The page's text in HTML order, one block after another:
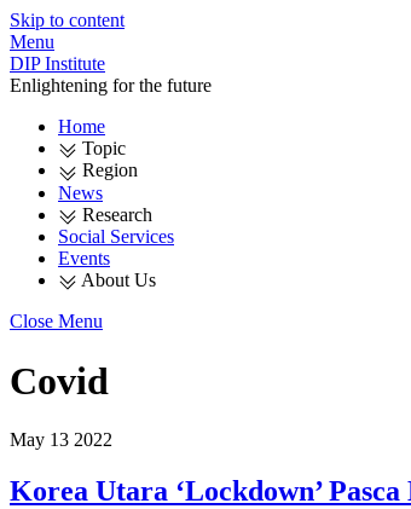
Skip to content
Menu
DIP Institute
Enlightening for the future
Home
Topic
Region
News
Research
Social Services
Events
About Us
Close Menu
Covid
May 13 2022
Korea Utara ‘Lockdown’